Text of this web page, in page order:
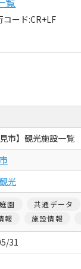
ード:CR+LF
見市】観光施設一覧
光
園 共通データ
報
施設情報
31